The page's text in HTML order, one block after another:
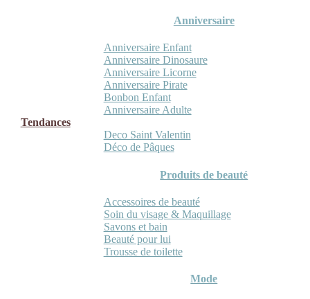
Anniversaire
Anniversaire Enfant
Anniversaire Dinosaure
Anniversaire Licorne
Anniversaire Pirate
Bonbon Enfant
Anniversaire Adulte
Tendances
Deco Saint Valentin
Déco de Pâques
Produits de beauté
Accessoires de beauté
Soin du visage & Maquillage
Savons et bain
Beauté pour lui
Trousse de toilette
Mode